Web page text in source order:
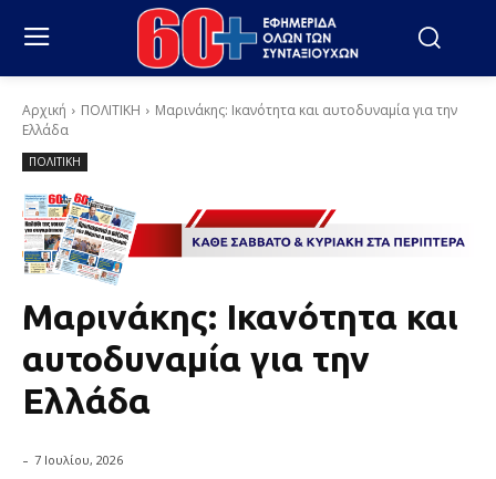
Αρχική ΠΟΛΙΤΙΚΗ
Μαρινάκης: Ικανότητα και αυτοδυναμία για την
Ελλάδα
ΠΟΛΙΤΙΚΗ
Μαρινάκης: Ικανότητα και
αυτοδυναμία για την
Ελλάδα
- 7 Ιουλίου, 2026